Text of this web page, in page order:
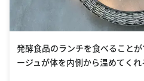
発酵食品のランチを食べること
ージュが体を内側から温めてくれ